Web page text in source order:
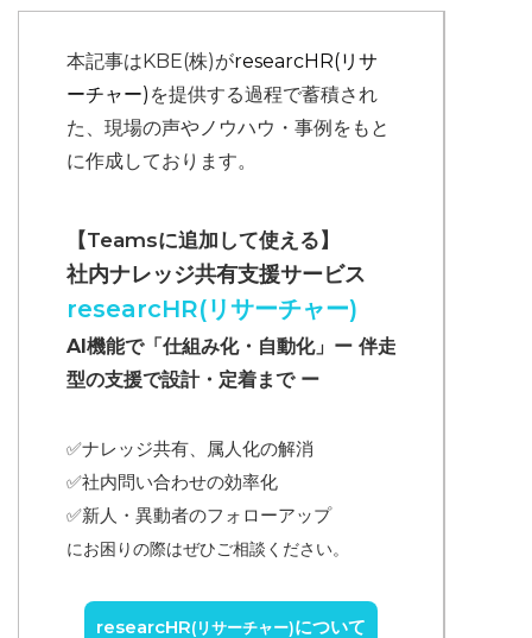
本記事はKBE(株)がresearcHR(リサ
ーチャー) を提供する過程で蓄積され
た、現場の声やノウハウ・事例をもと
に作成しております。
【Teamsに追加して使える】
社内ナレッジ共有支援サービス
researcHR(リサーチャー)
AI機能で「仕組み化・自動化」ー 伴走
型の支援で設計・定着まで ー
✅ナレッジ共有、属人化の解消
✅社内問い合わせの効率化
✅新人・異動者のフォローアップ
にお困りの際はぜひご相談ください。
researcHR(リサーチャー)について